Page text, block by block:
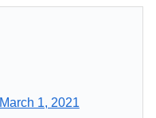
March 1, 2021